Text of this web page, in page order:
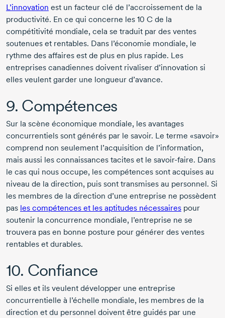
L’innovation est un facteur clé de l’accroissement de la
productivité. En ce qui concerne les 10 C de la
compétitivité mondiale, cela se traduit par des ventes
soutenues et rentables. Dans l’économie mondiale, le
rythme des affaires est de plus en plus rapide. Les
entreprises canadiennes doivent rivaliser d’innovation si
elles veulent garder une longueur d’avance.
9. Compétences
Sur la scène économique mondiale, les avantages
concurrentiels sont générés par le savoir. Le terme «savoir»
comprend non seulement l’acquisition de l’information,
mais aussi les connaissances tacites et le savoir-faire. Dans
le cas qui nous occupe, les compétences sont acquises au
niveau de la direction, puis sont transmises au personnel. Si
les membres de la direction d’une entreprise ne possèdent
pas les compétences et les aptitudes nécessaires pour
soutenir la concurrence mondiale, l’entreprise ne se
trouvera pas en bonne posture pour générer des ventes
rentables et durables.
10. Confiance
Si elles et ils veulent développer une entreprise
concurrentielle à l’échelle mondiale, les membres de la
direction et du personnel doivent être guidés par une